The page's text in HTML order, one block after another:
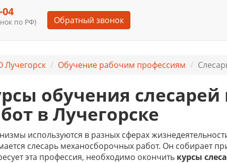
04
по РФ) Обратный звонок
Лучегорск Обучение рабочим профессиям
обучения
в Лучегорске
используются в разных сферах
слесарь механосборочных работ. Он собирает
эта профессия, необходимо окончить курсы